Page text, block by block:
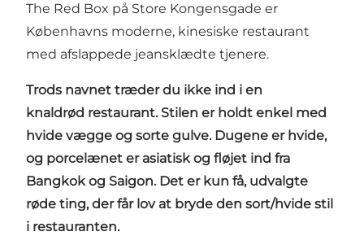
The Red Box på Store Kongensgade er
Københavns moderne, kinesiske restaurant
med afslappede jeansklædte tjenere.
Trods navnet træder du ikke ind i en
knaldrød restaurant. Stilen er holdt enkel med
hvide vægge og sorte gulve. Dugene er hvide,
og porcelænet er asiatisk og fløjet ind fra
Bangkok og Saigon. Det er kun få, udvalgte
røde ting, der får lov at bryde den sort/hvide stil
i restauranten.